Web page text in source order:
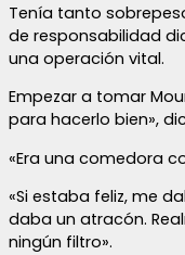
Tenía tanto
de responsabilidad
una operación vital.
Empezar a tomar
para hacerlo bien»,
«Era una comedora
«Si estaba feliz, me
daba un atracón.
ningún filtro».